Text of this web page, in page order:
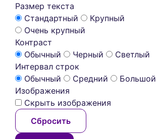
Размер текста
Стандартный
Крупный
Очень крупный
Контраст
Обычный
Черный
Светлый
Интервал строк
Обычный
Средний
Большой
Изображения
Скрыть изображения
Сбросить